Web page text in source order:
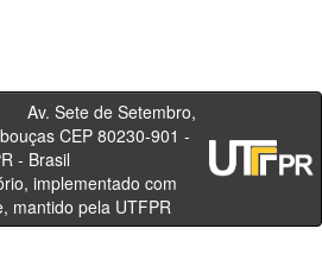
de Setembro,
CEP 80230-901 -
- PR - Brasil
implementado com
mantido pela UTFPR